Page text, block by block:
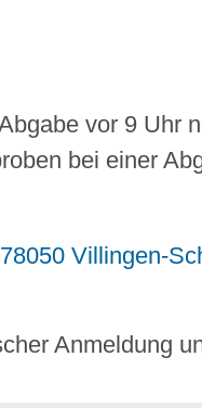
vor 9 Uhr
bei einer
Villingen-
Anmeldung